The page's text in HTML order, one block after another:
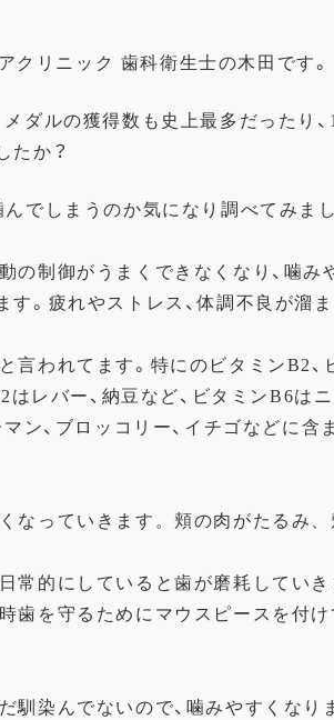
クリニック 歯科衛生士の木田です。
メダルの獲得数も史上最多だったり、
たか？
んでしまうのか気になり調べてみまし
の制御がうまくできなくなり、噛み
。 疲れやストレス、体調不良が溜
言われてます。特にのビタミンB2、
はレバー 、納豆など、ビタミンB6は
ン、 ブロッコリー、イチゴなどに含
なっていきます。頬の肉がたるみ、
日常的にしていると歯が磨耗していき
歯を守るためにマウスピースを付
馴染んでないので、噛みやすくなり